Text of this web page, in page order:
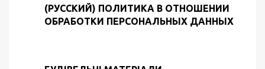
(РУССКИЙ) ПОЛИТИКА В ОТНОШЕНИИ
ОБРАБОТКИ ПЕРСОНАЛЬНЫХ ДАННЫХ